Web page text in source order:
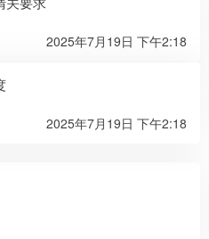
2025年7月19日 下午2:18
2025年7月19日 下午2:18